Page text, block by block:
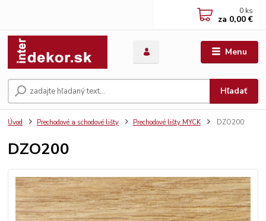
Menu
Hľadať
0 ks
za 0,00 €
Úvod Prechodové a schodové lišty Prechodové lišty MYCK DZO200
DZO200